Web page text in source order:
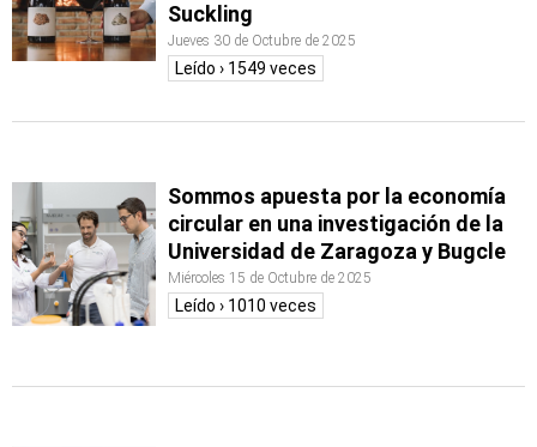
Suckling
Jueves 30 de Octubre de 2025
Leído › 1549 veces
Sommos apuesta por la economía
circular en una investigación de la
Universidad de Zaragoza y Bugcle
Miércoles 15 de Octubre de 2025
Leído › 1010 veces